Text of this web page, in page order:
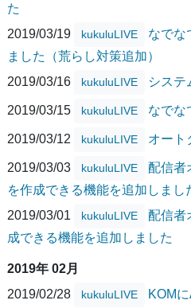
た
2019/03/19
kukuluLIVE
なでな
ました（荒らし対策追加）
2019/03/16
kukuluLIVE システ
2019/03/15 kukuluLIVE なでな
2019/03/12 kukuluLIVE オート
2019/03/03 kukuluLIVE
配信者
を作成できる機能を追加しまし
2019/03/01
kukuluLIVE
配信者
成できる機能を追加しました
2019年 02月
2019/02/28
kukuluLIVE
KOM